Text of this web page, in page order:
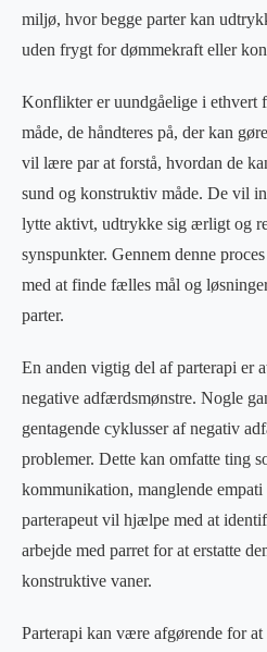
miljø, hvor begge parter kan
uden frygt for dømmekraft eller
Konflikter er uundgåelige i ethvert
måde, de håndteres på, der kan
vil lære par at forstå, hvordan de
sund og konstruktiv måde. De vil
lytte aktivt, udtrykke sig ærligt og
synspunkter. Gennem denne
med at finde fælles mål og
parter.
En anden vigtig del af parterapi er
negative adfærdsmønstre. Nogle
gentagende cyklusser af negativ
problemer. Dette kan omfatte ting
kommunikation, manglende
parterapeut vil hjælpe med at
arbejde med parret for at erstatte
konstruktive vaner.
Parterapi kan være afgørende for